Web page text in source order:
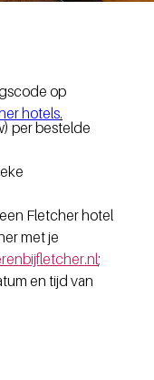
op
hotels.
per bestelde
Fletcher hotel
met je
;
en tijd van